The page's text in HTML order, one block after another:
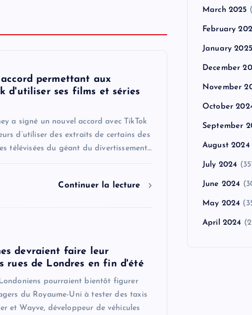
permettant aux
d'utiliser ses films et séries
a signé un nouvel accord avec TikTok
d’utiliser des extraits de certains des
télévisées du géant du divertissement…
Continuer la lecture
devraient faire leur
rues de Londres en fin d'été
Londoniens pourraient bientôt figurer
du Royaume-Uni à tester des taxis
et Wayve, développeur de véhicules
March 2025
February
January 2025
December
November
October
September
August 2024
July 2024
June 2024
May 2024
April 2024